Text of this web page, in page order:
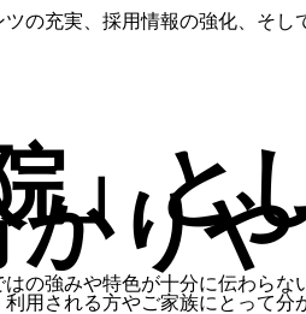
の充実、採用情報の強化、そ
」と
かり
の強みや特色が十分に伝わら
用される方やご家族にとって分